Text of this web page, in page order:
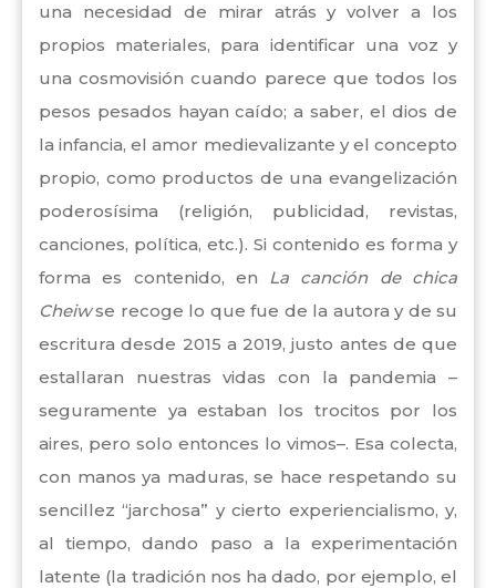
una necesidad de mirar atrás y volver a los
propios materiales, para identificar una voz y
una cosmovisión cuando parece que todos los
pesos pesados hayan caído; a saber, el dios de
la infancia, el amor medievalizante y el concepto
propio, como productos de una evangelización
poderosísima (religión, publicidad, revistas,
canciones, política, etc.). Si contenido es forma y
forma es contenido, en La canción de chica
Cheiwse recoge lo que fue de la autora y de su
escritura desde 2015 a 2019, justo antes de que
estallaran nuestras vidas con la pandemia –
seguramente ya estaban los trocitos por los
aires, pero solo entonces lo vimos–. Esa colecta,
con manos ya maduras, se hace respetando su
sencillez “jarchosa” y cierto experiencialismo, y,
al tiempo, dando paso a la experimentación
latente (la tradición nos ha dado, por ejemplo, el